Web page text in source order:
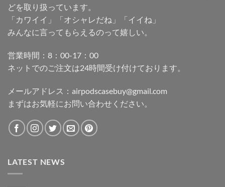
どを取り扱っています。
「カワイイ」「オシャレだね」「イイね」
みんなに言ってもらえるのって嬉しい。
営業時間：8：00-17：00
ネットでのご注文は24時間受け付けております。
メールアドレス： airpodscasebuy@gmail.com
まずはお気軽にお問い合わせください。
LATEST NEWS